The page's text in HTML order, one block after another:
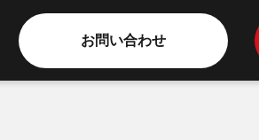
お問い合わせ